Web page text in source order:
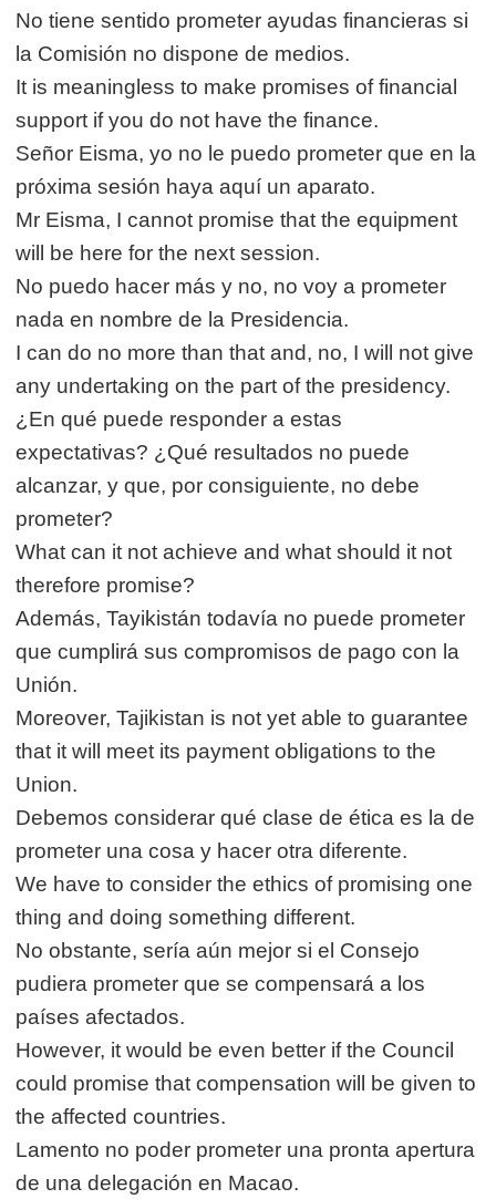
No tiene sentido prometer ayudas financieras si
la Comisión no dispone de medios.
It is meaningless to make promises of financial
support if you do not have the finance.
Señor Eisma, yo no le puedo prometer que en la
próxima sesión haya aquí un aparato.
Mr Eisma, I cannot promise that the equipment
will be here for the next session.
No puedo hacer más y no, no voy a prometer
nada en nombre de la Presidencia.
I can do no more than that and, no, I will not give
any undertaking on the part of the presidency.
¿En qué puede responder a estas
expectativas? ¿Qué resultados no puede
alcanzar, y que, por consiguiente, no debe
prometer?
What can it not achieve and what should it not
therefore promise?
Además, Tayikistán todavía no puede prometer
que cumplirá sus compromisos de pago con la
Unión.
Moreover, Tajikistan is not yet able to guarantee
that it will meet its payment obligations to the
Union.
Debemos considerar qué clase de ética es la de
prometer una cosa y hacer otra diferente.
We have to consider the ethics of promising one
thing and doing something different.
No obstante, sería aún mejor si el Consejo
pudiera prometer que se compensará a los
países afectados.
However, it would be even better if the Council
could promise that compensation will be given to
the affected countries.
Lamento no poder prometer una pronta apertura
de una delegación en Macao.